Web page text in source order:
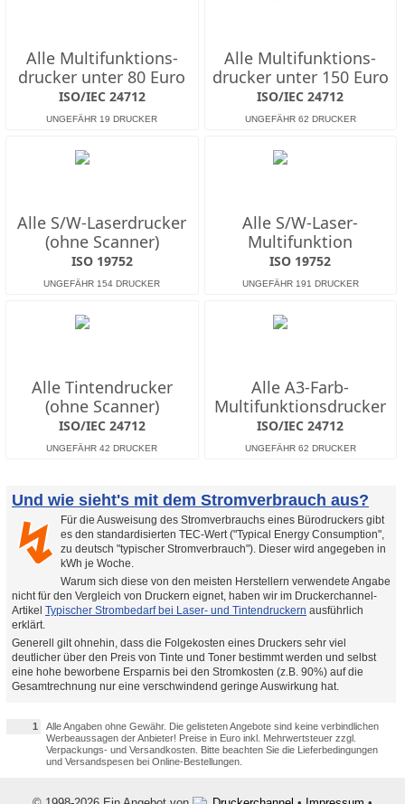
Alle Multifunktions­
drucker unter 80 Euro
ISO/IEC 24712
Alle Multifunktions­
drucker unter 150 Euro
ISO/IEC 24712
Alle S/W-Laserdrucker
(ohne Scanner)
ISO 19752
Alle S/W-Laser-
Multifunktion
ISO 19752
Alle Tintendrucker
(ohne Scanner)
ISO/IEC 24712
Alle A3-Farb-
Multifunktionsdrucker
ISO/IEC 24712
Und wie sieht's mit dem Stromverbrauch aus?
↯
Für die Ausweisung des Stromverbrauchs eines Bürodruckers gibt
es den standardisierten TEC-Wert ("Typical Energy Consumption",
zu deutsch "typischer Stromverbrauch"). Dieser wird angegeben in
kWh je Woche.
Warum sich diese von den meisten Herstellern verwendete Angabe
nicht für den Vergleich von Druckern eignet, haben wir im Druckerchannel-
Artikel Typischer Strombedarf bei Laser- und Tintendruckern ausführlich
erklärt.
Generell gilt ohnehin, dass die Folgekosten eines Druckers sehr viel
deutlicher über den Preis von Tinte und Toner bestimmt werden und selbst
eine hohe beworbene Ersparnis bei den Stromkosten (z.B. 90%) auf die
Gesamtrechnung nur eine verschwindend geringe Auswirkung hat.
1
Alle Angaben ohne Gewähr. Die gelisteten Angebote sind keine verbindlichen
Werbeaussagen der Anbieter! Preise in Euro inkl. Mehrwertsteuer zzgl.
Verpackungs- und Versandkosten. Bitte beachten Sie die Lieferbedingungen
und Versandspesen bei Online-Bestellungen.